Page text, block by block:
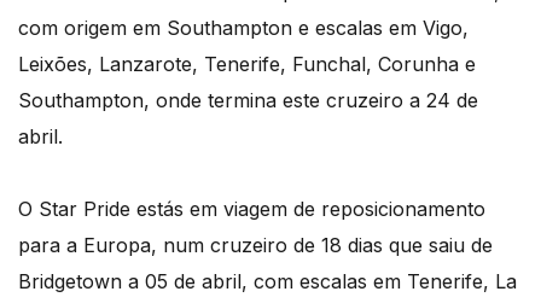
com origem em Southampton e escalas em Vigo,
Leixões, Lanzarote, Tenerife, Funchal, Corunha e
Southampton, onde termina este cruzeiro a 24 de
abril.
O Star Pride estás em viagem de reposicionamento
para a Europa, num cruzeiro de 18 dias que saiu de
Bridgetown a 05 de abril, com escalas em Tenerife, La